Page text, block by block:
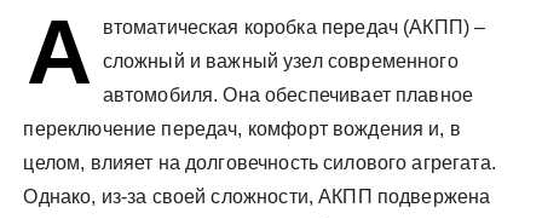
А
втоматическая коробка передач (АКПП) –
сложный и важный узел современного
автомобиля. Она обеспечивает плавное
переключение передач, комфорт вождения и, в
целом, влияет на долговечность силового агрегата.
Однако, из-за своей сложности, АКПП подвержена